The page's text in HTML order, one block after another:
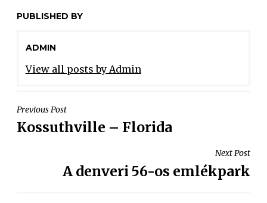
PUBLISHED BY
ADMIN
View all posts by Admin
Previous Post
Kossuthville – Florida
Next Post
A denveri 56-os emlékpark